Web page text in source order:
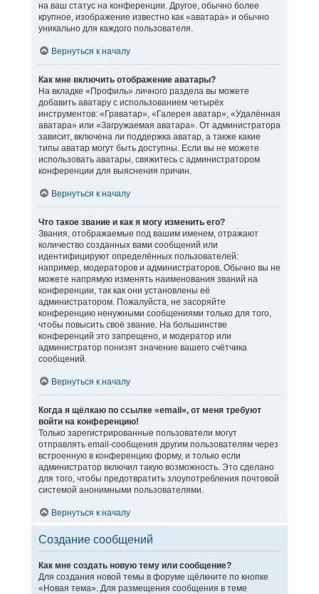
на ваш статус на конференции. Другое, обычно более
крупное, изображение известно как «аватара» и обычно
уникально для каждого пользователя.
Вернуться к началу
Как мне включить отображение аватары?
На вкладке «Профиль» личного раздела вы можете
добавить аватару с использованием четырёх
инструментов: «Граватар», «Галерея аватар», «Удалённая
аватара» или «Загружаемая аватара». От администратора
зависит, включена ли поддержка аватар, а также какие
типы аватар могут быть доступны. Если вы не можете
использовать аватары, свяжитесь с администратором
конференции для выяснения причин.
Вернуться к началу
Что такое звание и как я могу изменить его?
Звания, отображаемые под вашим именем, отражают
количество созданных вами сообщений или
идентифицируют определённых пользователей:
например, модераторов и администраторов. Обычно вы не
можете напрямую изменять наименования званий на
конференции, так как они установлены её
администратором. Пожалуйста, не засоряйте
конференцию ненужными сообщениями только для того,
чтобы повысить своё звание. На большинстве
конференций это запрещено, и модератор или
администратор понизят значение вашего счётчика
сообщений.
Вернуться к началу
Когда я щёлкаю по ссылке «email», от меня требуют
войти на конференцию!
Только зарегистрированные пользователи могут
отправлять email-сообщения другим пользователям через
встроенную в конференцию форму, и только если
администратор включил такую возможность. Это сделано
для того, чтобы предотвратить злоупотребления почтовой
системой анонимными пользователями.
Вернуться к началу
Создание сообщений
Как мне создать новую тему или сообщение?
Для создания новой темы в форуме щёлкните по кнопке
«Новая тема». Для размещения сообщения в теме